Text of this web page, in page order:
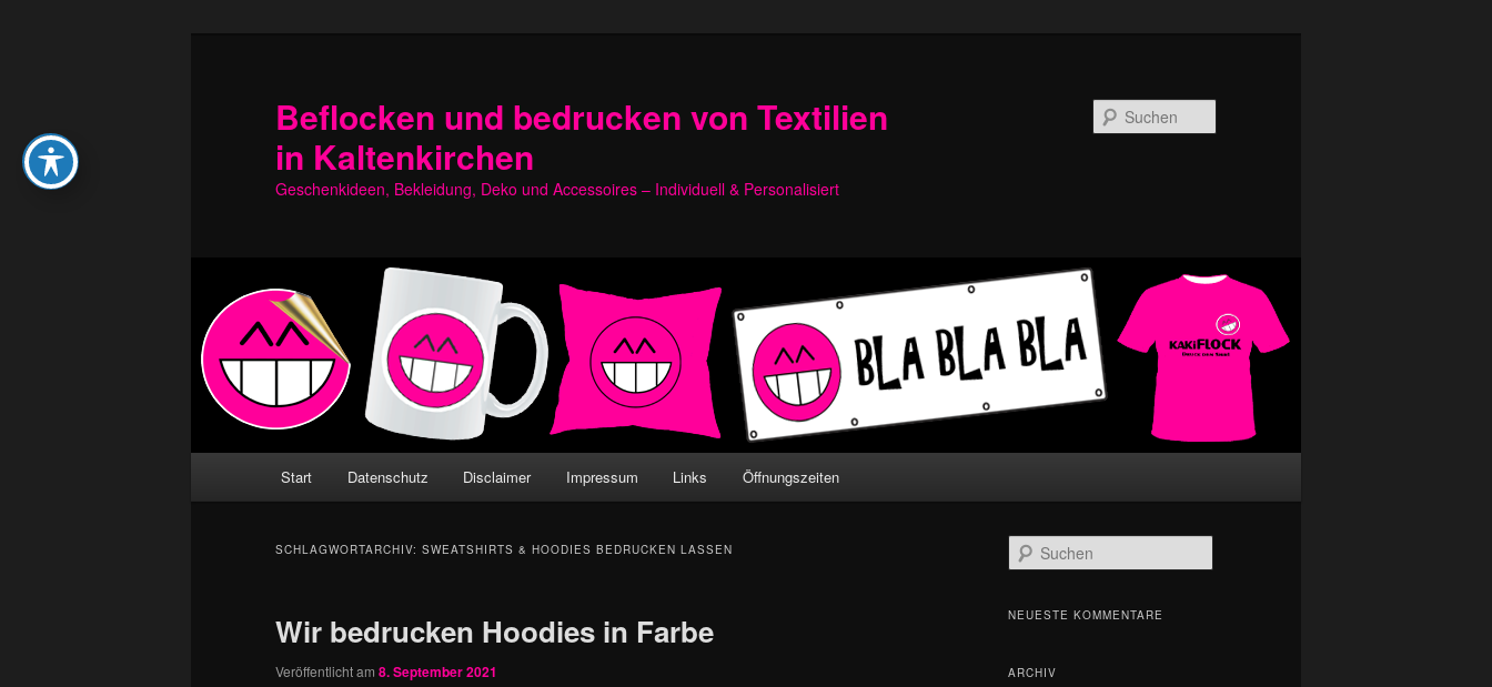
Beflocken und bedrucken von Textilien
in Kaltenkirchen
Geschenkideen, Bekleidung, Deko und Accessoires – Individuell & Personalisiert
Start Datenschutz Disclaimer Impressum Links Öffnungszeiten
SCHLAGWORTARCHIV: SWEATSHIRTS & HOODIES BEDRUCKEN LASSEN
Wir bedrucken Hoodies in Farbe
Veröffentlicht am 8. September 2021
u
h
NEUESTE KOMMENTARE
ARCHIV